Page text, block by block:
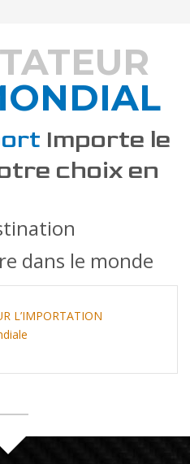
COMMENT
Importe le
choix en
dans le monde
L’IMPORTATION